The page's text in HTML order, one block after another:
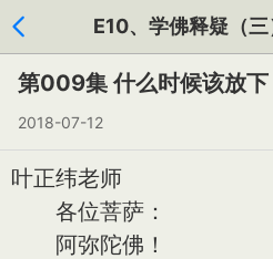
E10、学佛释疑（三
第009集 什么时候该放下
2018-07-12
叶正纬老师
各位菩萨：
阿弥陀佛！